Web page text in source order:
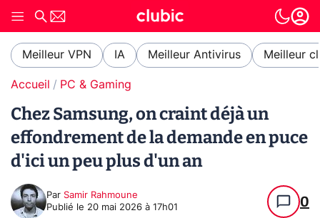
Meilleur VPN IA Meilleur Antivirus Meilleur
Accueil PC & Gaming
Chez Samsung, on craint déjà un
effondrement de la demande en puce
d'ici un peu plus d'un an
Par Samir Rahmoune
Publié le 20 mai 2026 à 17h01 0